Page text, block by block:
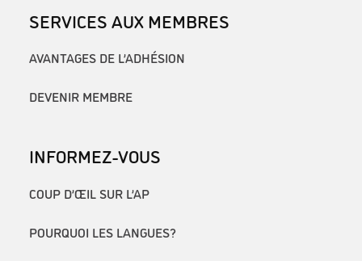
SERVICES AUX MEMBRES
AVANTAGES DE L’ADHÉSION
DEVENIR MEMBRE
INFORMEZ-VOUS
COUP D’ŒIL SUR L’AP
POURQUOI LES LANGUES?